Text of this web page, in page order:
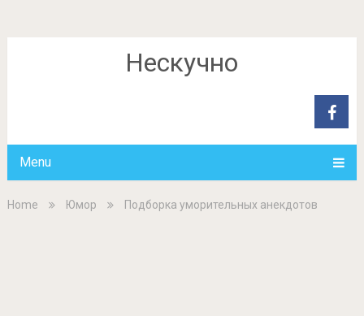
Нескучно
Menu
Home Юмор Подборка уморительных анекдотов